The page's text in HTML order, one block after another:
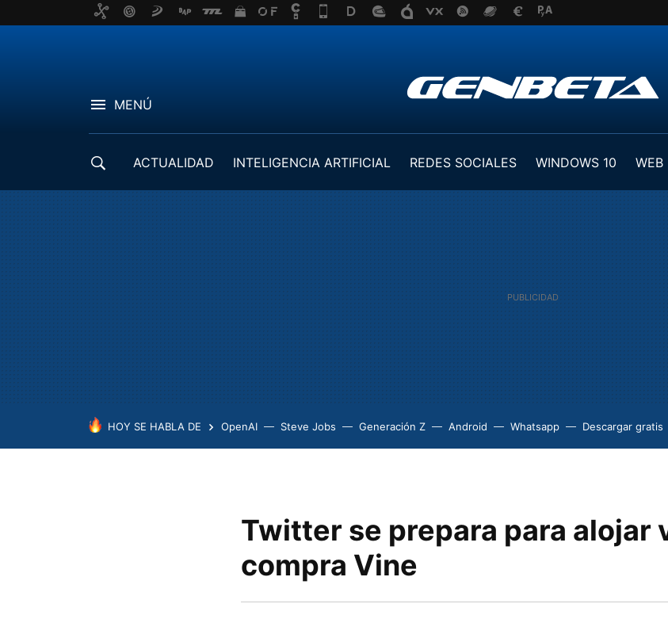
MENÚ
ACTUALIDAD INTELIGENCIA ARTIFICIAL REDES SOCIALES WINDOWS 10 WEB
HOY SE HABLA DE OpenAI Steve Jobs Generación Z Android Whatsapp Descargar gratis
Twitter se prepara para alojar
compra Vine